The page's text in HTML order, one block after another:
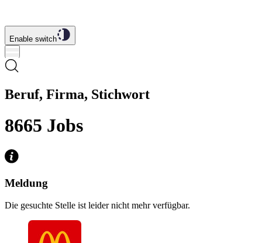
Enable switch
Beruf, Firma, Stichwort
8665 Jobs
Meldung
Die gesuchte Stelle ist leider nicht mehr verfügbar.